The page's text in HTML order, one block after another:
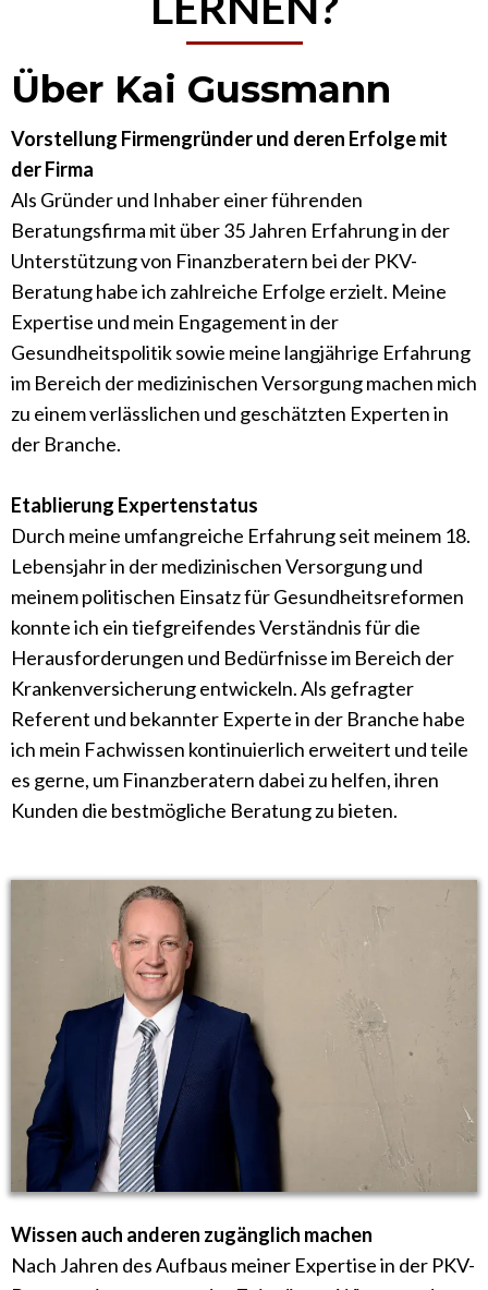
Über Kai Gussmann
Vorstellung Firmengründer und deren Erfolge mit
der Firma
Als Gründer und Inhaber einer führenden
Beratungsfirma mit über 35 Jahren Erfahrung in der
Unterstützung von Finanzberatern bei der PKV-
Beratung habe ich zahlreiche Erfolge erzielt. Meine
Expertise und mein Engagement in der
Gesundheitspolitik sowie meine langjährige Erfahrung
im Bereich der medizinischen Versorgung machen mich
zu einem verlässlichen und geschätzten Experten in
der Branche.
Etablierung Expertenstatus
Durch meine umfangreiche Erfahrung seit meinem 18.
Lebensjahr in der medizinischen Versorgung und
meinem politischen Einsatz für Gesundheitsreformen
konnte ich ein tiefgreifendes Verständnis für die
Herausforderungen und Bedürfnisse im Bereich der
Krankenversicherung entwickeln. Als gefragter
Referent und bekannter Experte in der Branche habe
ich mein Fachwissen kontinuierlich erweitert und teile
es gerne, um Finanzberatern dabei zu helfen, ihren
Kunden die bestmögliche Beratung zu bieten.
Wissen auch anderen zugänglich machen
Nach Jahren des Aufbaus meiner Expertise in der PKV-